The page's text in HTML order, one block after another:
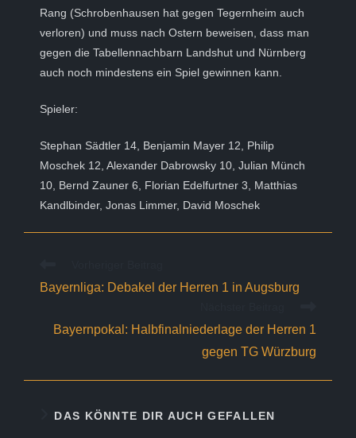
Rang (Schrobenhausen hat gegen Tegernheim auch
verloren) und muss nach Ostern beweisen, dass man
gegen die Tabellennachbarn Landshut und Nürnberg
auch noch mindestens ein Spiel gewinnen kann.
Spieler:
Stephan Sädtler 14, Benjamin Mayer 12, Philip
Moschek 12, Alexander Dabrowsky 10, Julian Münch
10, Bernd Zauner 6, Florian Edelfurtner 3, Matthias
Kandlbinder, Jonas Limmer, David Moschek
ansehen
Bayernliga: Debakel der Herren 1 in Augsburg
Bayernpokal: Halbfinalniederlage der Herren 1
gegen TG Würzburg
DAS KÖNNTE DIR AUCH GEFALLEN